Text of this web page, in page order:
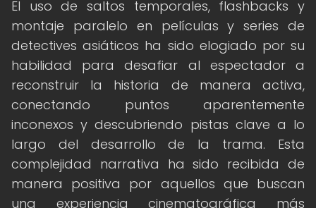
El uso de saltos temporales, flashbacks y
montaje paralelo en películas y series de
detectives asiáticos ha sido elogiado por su
habilidad para desafiar al espectador a
reconstruir la historia de manera activa,
conectando puntos aparentemente
inconexos y descubriendo pistas clave a lo
largo del desarrollo de la trama. Esta
complejidad narrativa ha sido recibida de
manera positiva por aquellos que buscan
una experiencia cinematográfica más